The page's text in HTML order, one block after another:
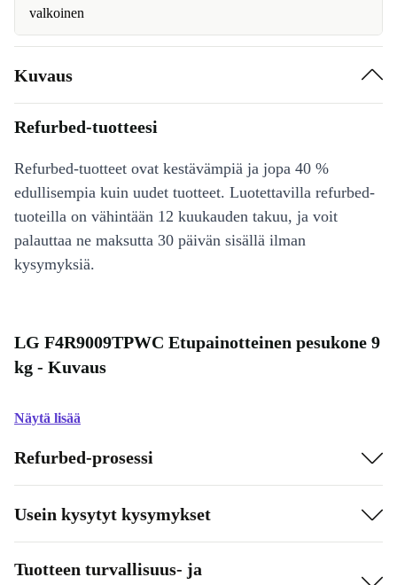
valkoinen
Kuvaus
Refurbed-tuotteesi
Refurbed-tuotteet ovat kestävämpiä ja jopa 40 %
edullisempia kuin uudet tuotteet. Luotettavilla refurbed-
tuoteilla on vähintään 12 kuukauden takuu, ja voit
palauttaa ne maksutta 30 päivän sisällä ilman
kysymyksiä.
LG F4R9009TPWC Etupainotteinen pesukone 9
kg - Kuvaus
Näytä lisää
Refurbed-prosessi
Usein kysytyt kysymykset
Tuotteen turvallisuus- ja